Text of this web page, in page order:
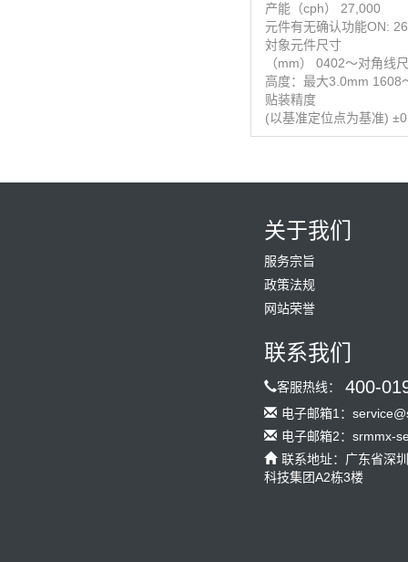
产能（cph） 27,000
元件有无确认功能ON:
対象元件尺寸
（mm） 0402～对角线
高度：最大3.0mm 1608
贴装精度
(以基准定位点为基准)
关于我们
服务宗旨
政策法规
网站荣誉
联系我们
客服热线： 400-
电子邮箱1：
电子邮箱2：srmmx-
联系地址：广东省深
科技集团A2栋3楼